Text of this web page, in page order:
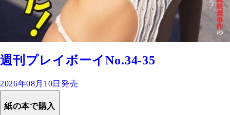
週刊プレイボーイNo.34-35
2026年08月10日発売
紙の本で購入